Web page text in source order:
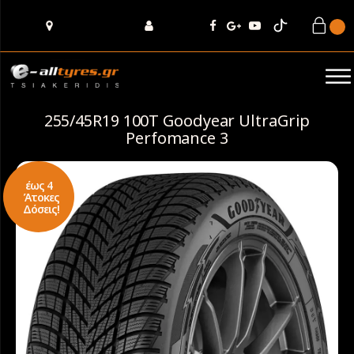
255/45R19 100T Goodyear UltraGrip
Perfomance 3
έως 4
Άτοκες
Δόσεις!